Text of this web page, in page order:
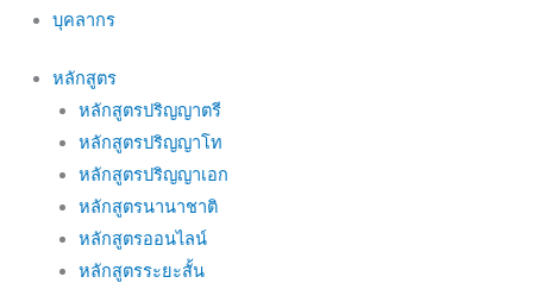
บุคลากร
หลักสูตร
หลักสูตรปริญญาตรี
หลักสูตรปริญญาโท
หลักสูตรปริญญาเอก
หลักสูตรนานาชาติ
หลักสูตรออนไลน์
หลักสูตรระยะสั้น